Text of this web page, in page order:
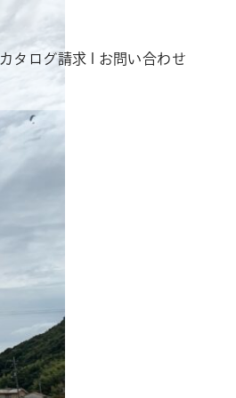
カタログ請求 l お問い合わせ